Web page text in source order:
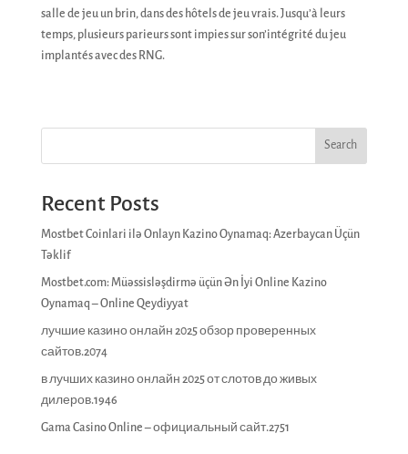
salle de jeu un brin, dans des hôtels de jeu vrais. Jusqu’à leurs
temps, plusieurs parieurs sont impies sur son’intégrité du jeu
implantés avec des RNG.
Search
Recent Posts
Mostbet Coinlari ilə Onlayn Kazino Oynamaq: Azerbaycan Üçün
Təklif
Mostbet.com: Müəssisləşdirmə üçün Ən İyi Online Kazino
Oynamaq – Online Qeydiyyat
лучшие казино онлайн 2025 обзор проверенных
сайтов.2074
в лучших казино онлайн 2025 от слотов до живых
дилеров.1946
Gama Casino Online – официальный сайт.2751